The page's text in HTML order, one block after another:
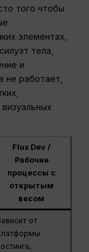
того чтобы
элементах,
тела,
и
не работает,
Flux Dev /
Рабочие
процессы с
открытым
весом
от